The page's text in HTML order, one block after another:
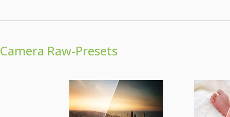
Camera Raw-Presets